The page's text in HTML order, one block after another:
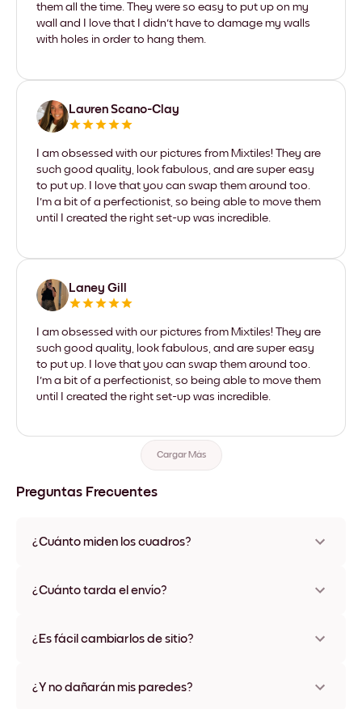
them all the time. They were so easy to put up on my
wall and I love that I didn't have to damage my walls
with holes in order to hang them.
Lauren Scano-Clay
I am obsessed with our pictures from Mixtiles! They are
such good quality, look fabulous, and are super easy
to put up. I love that you can swap them around too.
I'm a bit of a perfectionist, so being able to move them
until I created the right set-up was incredible.
Laney Gill
I am obsessed with our pictures from Mixtiles! They are
such good quality, look fabulous, and are super easy
to put up. I love that you can swap them around too.
I'm a bit of a perfectionist, so being able to move them
until I created the right set-up was incredible.
Cargar Más
Preguntas Frecuentes
¿Cuánto miden los cuadros?
varios materiales y colores de marco, incluidas opciones sin
¿Cuánto tarda el envío?
disponibles en algunos países. Te enviaremos un número de
¿Es fácil cambiarlos de sitio?
ningún daño
¿Y no dañarán mis paredes?